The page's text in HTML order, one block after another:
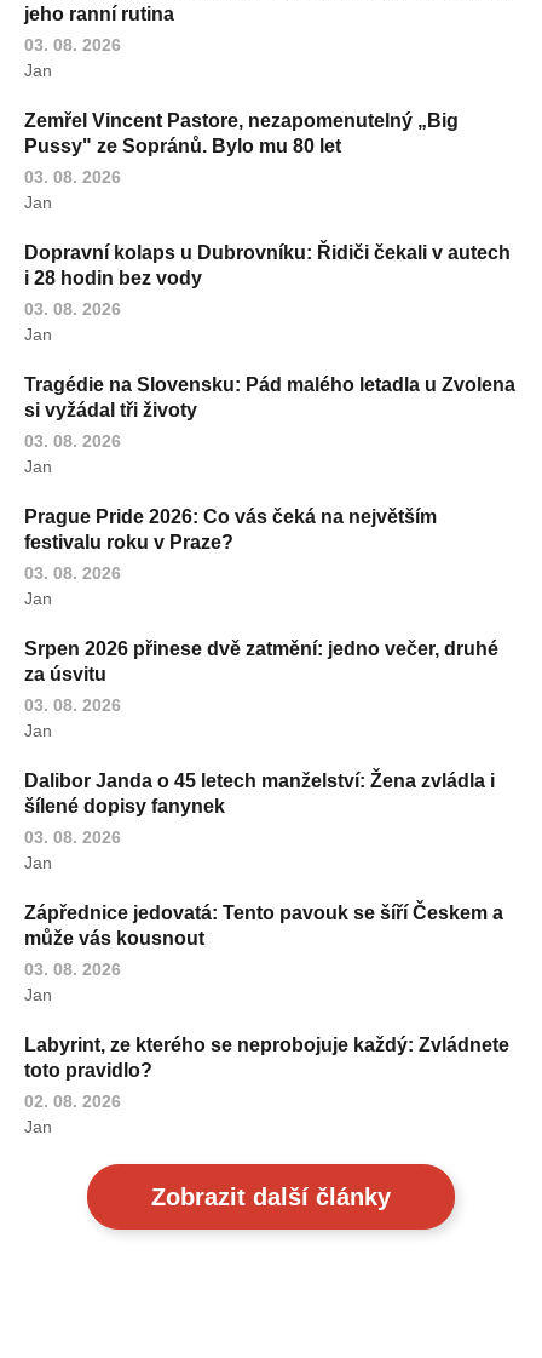
jeho ranní rutina
03. 08. 2026
Jan
Zemřel Vincent Pastore, nezapomenutelný „Big
Pussy" ze Sopránů. Bylo mu 80 let
03. 08. 2026
Jan
Dopravní kolaps u Dubrovníku: Řidiči čekali v autech
i 28 hodin bez vody
03. 08. 2026
Jan
Tragédie na Slovensku: Pád malého letadla u Zvolena
si vyžádal tři životy
03. 08. 2026
Jan
Prague Pride 2026: Co vás čeká na největším
festivalu roku v Praze?
03. 08. 2026
Jan
Srpen 2026 přinese dvě zatmění: jedno večer, druhé
za úsvitu
03. 08. 2026
Jan
Dalibor Janda o 45 letech manželství: Žena zvládla i
šílené dopisy fanynek
03. 08. 2026
Jan
Zápřednice jedovatá: Tento pavouk se šíří Českem a
může vás kousnout
03. 08. 2026
Jan
Labyrint, ze kterého se neprobojuje každý: Zvládnete
toto pravidlo?
02. 08. 2026
Jan
Zobrazit další články